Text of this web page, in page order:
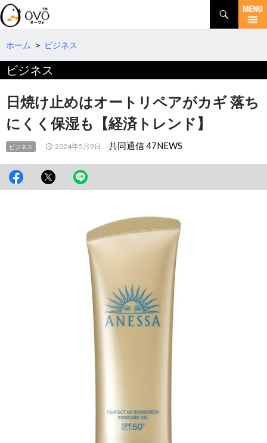
検
索
コ
テ
へ
ホーム > ビジネス
ビジネス
日焼け止めはオートリペアがカギ 落ち
にくく保湿も【経済トレンド】
ビジネス 2024年5月9日 共同通信 47NEWS